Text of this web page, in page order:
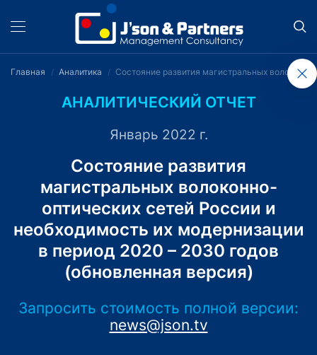
Главная Аналитика Состояние развития магистральных
АНАЛИТИЧЕСКИЙ ОТЧЕТ
Январь 2022 г.
Состояние развития
магистральных волоконно-
оптических сетей России и
необходимость их модернизации
в период 2020 – 2030 годов
(обновленная верcия)
Запросить стоимость полной версии:
news@json.tv